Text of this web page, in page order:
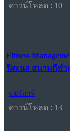
ดาวน์โหลด : 10
Fitness
ฟิตเนส สนามกีฬา)
แชร์แวร์
ดาวน์โหลด : 13